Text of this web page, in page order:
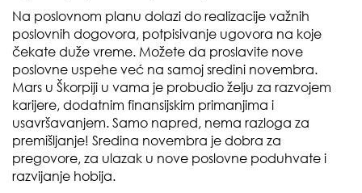
Na poslovnom planu dolazi do realizacije važnih
poslovnih dogovora, potpisivanje ugovora na koje
čekate duže vreme. Možete da proslavite nove
poslovne uspehe već na samoj sredini novembra.
Mars u Škorpiji u vama je probudio želju za razvojem
karijere, dodatnim finansijskim primanjima i
usavršavanjem. Samo napred, nema razloga za
premišljanje! Sredina novembra je dobra za
pregovore, za ulazak u nove poslovne poduhvate i
razvijanje hobija.